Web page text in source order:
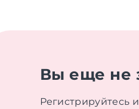
Вы еще не
Регистрируйтесь